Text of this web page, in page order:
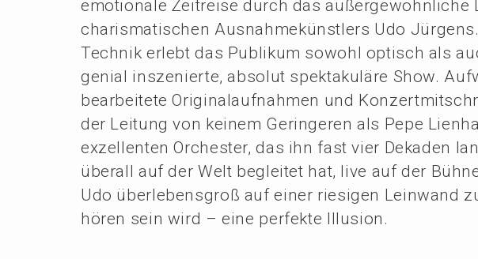
emotio­na­le Zeitrei­se durch das außer­ge­wöhn­li­che
charis­ma­ti­schen Ausnah­me­künst­lers Udo
Technik erlebt das Publi­kum sowohl optisch als
genial insze­nier­te, absolut spekta­ku­lä­re Show.
bearbei­te­te Origi­nal­auf­nah­men und
der Leitung von keinem Gerin­ge­ren als Pepe
exzel­len­ten Orches­ter, das ihn fast vier Dekaden
überall auf der Welt beglei­tet hat, live auf der
Udo überle­bens­groß auf einer riesi­gen Leinwand
hören sein wird – eine perfek­te Illusion.